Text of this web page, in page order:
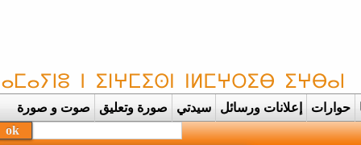
حوارات إعلانات ورسائل سيدتي صورة وتعليق صوت و صورة
بح |